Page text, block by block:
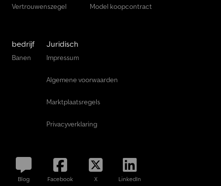
Vertrouwenszegel Model koopcontract
bedrijf
Banen
Juridisch
Impressum
Algemene voorwaarden
Marktplaatsregels
Privacyverklaring
Blog Facebook X LinkedIn